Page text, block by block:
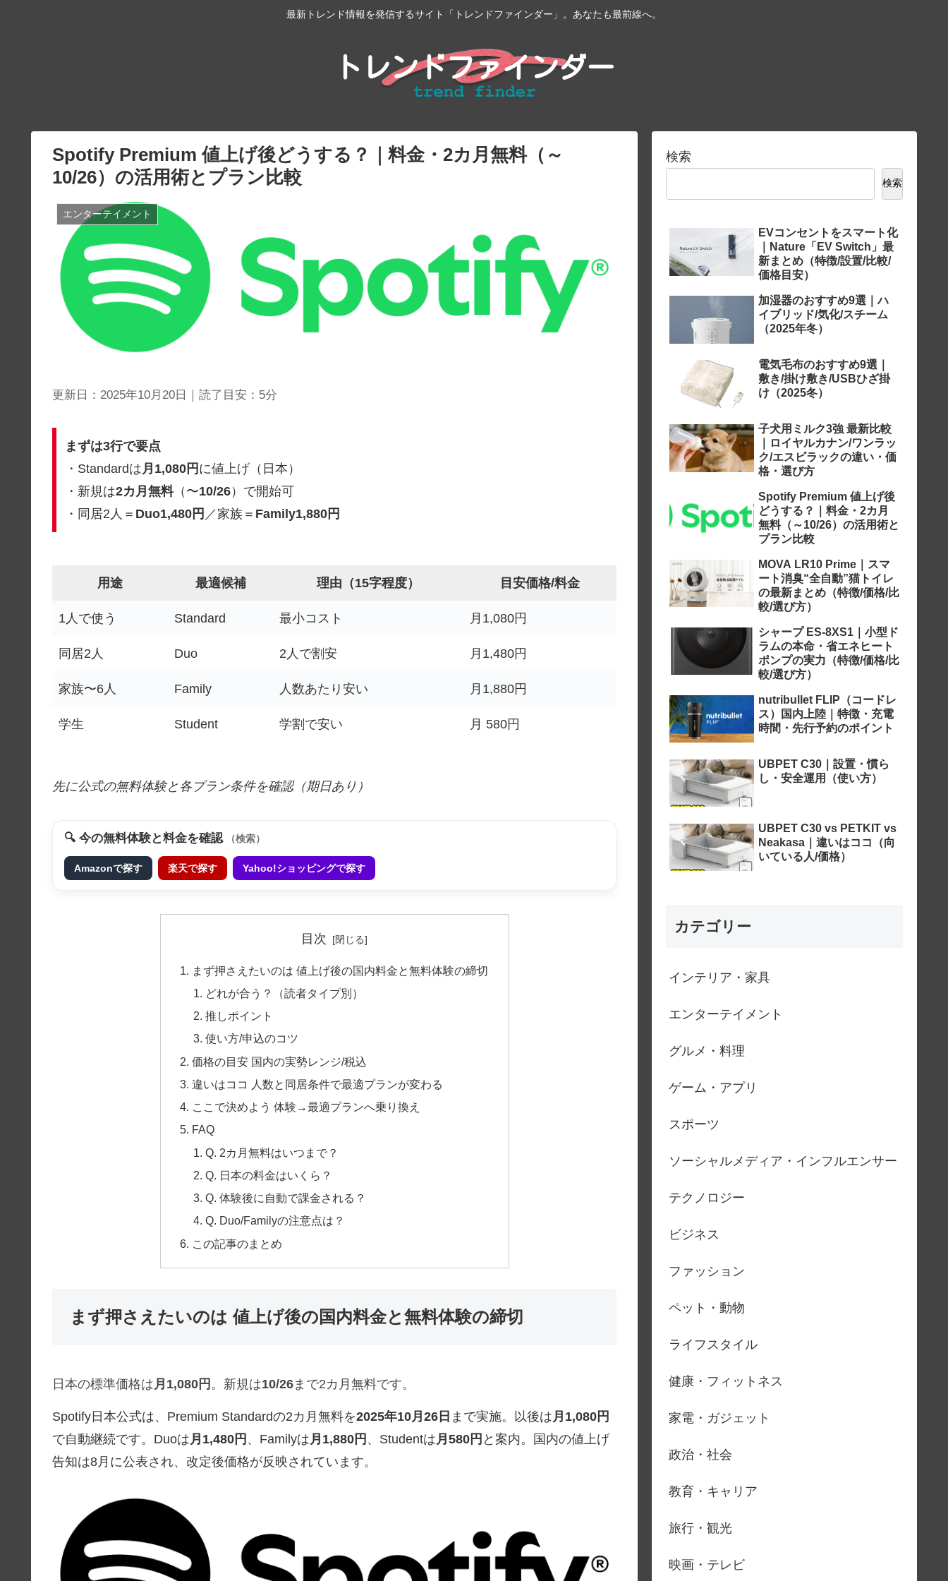
最新トレンド情報を発信するサイト「トレンドファインダー」。あなたも最前線へ。
Spotify Premium 値上げ後どうする？｜料金・2カ月無料（～
10/26）の活用術とプラン比較
エンターテイメント
更新日： 2025年10月20日 ｜読了目安： 5分
まずは3行で要点
・Standardは月1,080円 に値上げ（日本）
・新規は2カ月無料（〜10/26）で開始可
・同居2人＝ Duo1,480円 ／家族＝ Family1,880円
用途 最適候補 理由（15字程度） 目安価格/料金
1人で使う Standard 最小コスト 月1,080円
同居2人 Duo 2人で割安 月1,480円
家族〜6人 Family 人数あたり安い 月1,880円
学生 Student 学割で安い 月 580円
先に公式の無料体験と各プラン条件を確認（期日あり）
🔍 今の無料体験と料金を確認 （検索）
Amazonで探す 楽天で探す Yahoo!ショッピングで探す
目次
まず押さえたいのは 値上げ後の国内料金と無料体験の締切
どれが合う？（読者タイプ別）
推しポイント
使い方/申込のコツ
価格の目安 国内の実勢レンジ/税込
違いはココ 人数と同居条件で最適プランが変わる
ここで決めよう 体験→最適プランへ乗り換え
FAQ
Q. 2カ月無料はいつまで？
Q. 日本の料金はいくら？
Q. 体験後に自動で課金される？
Q. Duo/Familyの注意点は？
この記事のまとめ
まず押さえたいのは 値上げ後の国内料金と無料体験の締切
日本の標準価格は 月1,080円 。新規は10/26 まで2カ月無料です。
Spotify日本公式は、Premium Standardの2カ月無料を2025年10月26日 まで実施。以後は月1,080円
で自動継続です。Duoは月1,480円 、Familyは月1,880円 、Studentは月580円 と案内。国内の値上げ
告知は8月に公表され、改定後価格が反映されています。
検索
検索
EVコンセントをスマート化
｜Nature「EV Switch」最
新まとめ（特徴/設置/比較/
価格目安）
加湿器のおすすめ9選｜ハ
イブリッド/気化/スチーム
（2025年冬）
電気毛布のおすすめ9選｜
敷き/掛け敷き/USBひざ掛
け（2025冬）
子犬用ミルク3強 最新比較
｜ロイヤルカナン/ワンラッ
ク/エスビラックの違い・価
格・選び方
Spotify Premium 値上げ後
どうする？｜料金・2カ月
無料（～10/26）の活用術と
プラン比較
MOVA LR10 Prime｜スマ
ート消臭“全自動”猫トイレ
の最新まとめ（特徴/価格/比
較/選び方）
シャープ ES-8XS1｜小型ド
ラムの本命・省エネヒート
ポンプの実力（特徴/価格/比
較/選び方）
nutribullet FLIP（コードレ
ス）国内上陸｜特徴・充電
時間・先行予約のポイント
UBPET C30｜設置・慣ら
し・安全運用（使い方）
UBPET C30 vs PETKIT vs
Neakasa｜違いはココ（向
いている人/価格）
カテゴリー
インテリア・家具
エンターテイメント
グルメ・料理
ゲーム・アプリ
スポーツ
ソーシャルメディア・インフルエンサー
テクノロジー
ビジネス
ファッション
ペット・動物
ライフスタイル
健康・フィットネス
家電・ガジェット
政治・社会
教育・キャリア
旅行・観光
映画・テレビ